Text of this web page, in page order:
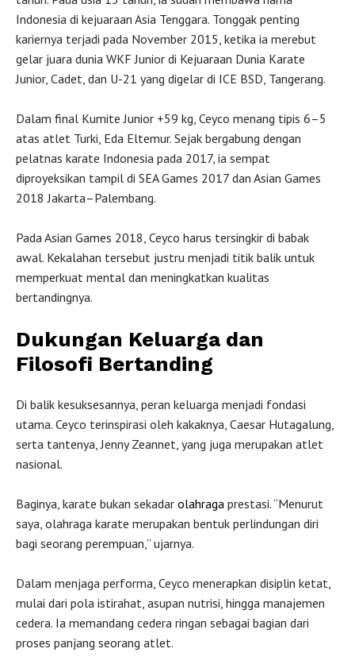
Indonesia di kejuaraan Asia Tenggara. Tonggak penting
kariernya terjadi pada November 2015, ketika ia merebut
gelar juara dunia WKF Junior di Kejuaraan Dunia Karate
Junior, Cadet, dan U-21 yang digelar di ICE BSD, Tangerang.
Dalam final Kumite Junior +59 kg, Ceyco menang tipis 6–5
atas atlet Turki, Eda Eltemur. Sejak bergabung dengan
pelatnas karate Indonesia pada 2017, ia sempat
diproyeksikan tampil di SEA Games 2017 dan Asian Games
2018 Jakarta–Palembang.
Pada Asian Games 2018, Ceyco harus tersingkir di babak
awal. Kekalahan tersebut justru menjadi titik balik untuk
memperkuat mental dan meningkatkan kualitas
bertandingnya.
Dukungan Keluarga dan
Filosofi Bertanding
Di balik kesuksesannya, peran keluarga menjadi fondasi
utama. Ceyco terinspirasi oleh kakaknya, Caesar Hutagalung,
serta tantenya, Jenny Zeannet, yang juga merupakan atlet
nasional.
Baginya, karate bukan sekadar olahraga prestasi. “Menurut
saya, olahraga karate merupakan bentuk perlindungan diri
bagi seorang perempuan,” ujarnya.
Dalam menjaga performa, Ceyco menerapkan disiplin ketat,
mulai dari pola istirahat, asupan nutrisi, hingga manajemen
cedera. Ia memandang cedera ringan sebagai bagian dari
proses panjang seorang atlet.